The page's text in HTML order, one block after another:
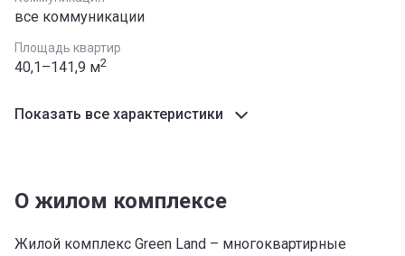
все коммуникации
Площадь квартир
40,1–141,9 м2
Показать все характеристики
О жилом комплексе
Жилой комплекс Green Land – многоквартирные